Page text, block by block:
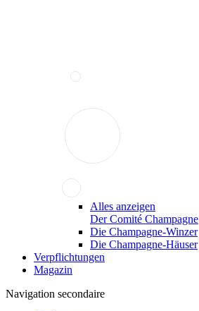
Alles anzeigen
Der Comité Champagne
Die Champagne-Winzer
Die Champagne-Häuser
Verpflichtungen
Magazin
Navigation secondaire